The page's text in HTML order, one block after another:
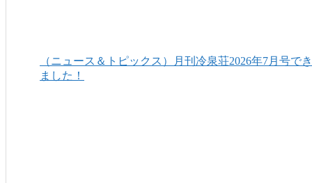
（ニュース＆トピックス）月刊冷泉荘2026年7月号でき
ました！